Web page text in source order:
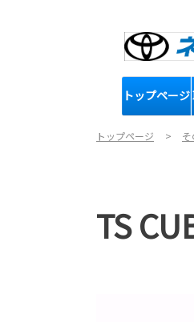
トップページ
トップページ
TS